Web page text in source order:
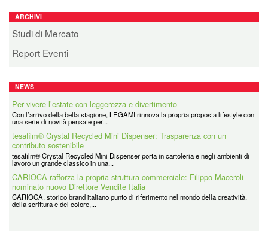
ARCHIVI
Studi di Mercato
Report Eventi
NEWS
Per vivere l’estate con leggerezza e divertimento
Con l’arrivo della bella stagione, LEGAMI rinnova la propria proposta lifestyle con
una serie di novità pensate per...
tesafilm® Crystal Recycled Mini Dispenser: Trasparenza con un
contributo sostenibile
tesafilm® Crystal Recycled Mini Dispenser porta in cartoleria e negli ambienti di
lavoro un grande classico in una...
CARIOCA rafforza la propria struttura commerciale: Filippo Maceroli
nominato nuovo Direttore Vendite Italia
CARIOCA, storico brand italiano punto di riferimento nel mondo della creatività,
della scrittura e del colore,...
Coolpack
Coolpack Italy Srl è la filiale italiana di un grande Gruppo avente Sede in Polonia
e presente in tutti i principali...